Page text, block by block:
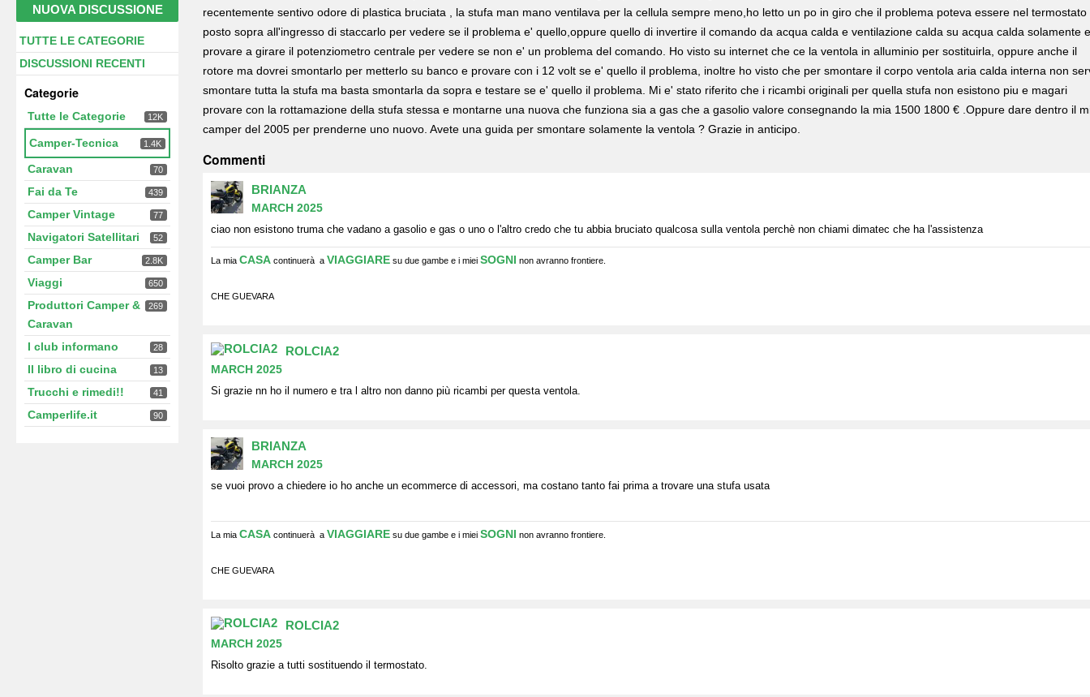
NUOVA DISCUSSIONE
Link
veloci
TUTTE LE CATEGORIE
DISCUSSIONI RECENTI
Categorie
12K
Tutte le Categorie
1.4K
Camper-Tecnica
70
Caravan
439
Fai da Te
77
Camper Vintage
52
Navigatori Satellitari
2.8K
Camper Bar
650
Viaggi
269
Produttori Camper &
Caravan
28
I club informano
13
Il libro di cucina
41
Trucchi e rimedi!!
90
Camperlife.it
recentemente sentivo odore di plastica bruciata , la stufa man mano ventilava per la cellula sempre meno,ho letto un po in giro che il problema poteva essere nel termostato
posto sopra all'ingresso di staccarlo per vedere se il problema e' quello,oppure quello di invertire il comando da acqua calda e ventilazione calda su acqua calda solamente e
provare a girare il potenziometro centrale per vedere se non e' un problema del comando. Ho visto su internet che ce la ventola in alluminio per sostituirla, oppure anche il
rotore ma dovrei smontarlo per metterlo su banco e provare con i 12 volt se e' quello il problema, inoltre ho visto che per smontare il corpo ventola aria calda interna non
smontare tutta la stufa ma basta smontarla da sopra e testare se e' quello il problema. Mi e' stato riferito che i ricambi originali per quella stufa non esistono piu e magari
provare con la rottamazione della stufa stessa e montarne una nuova che funziona sia a gas che a gasolio valore consegnando la mia 1500 1800 € .Oppure dare dentro il
camper del 2005 per prenderne uno nuovo. Avete una guida per smontare solamente la ventola ? Grazie in anticipo.
Commenti
BRIANZA
MARCH 2025
ciao non esistono truma che vadano a gasolio e gas o uno o l'altro credo che tu abbia bruciato qualcosa sulla ventola perchè non chiami dimatec che ha l'assistenza
La mia CASA continuerà a VIAGGIARE su due gambe e i miei SOGNI non avranno frontiere.
CHE GUEVARA
ROLCIA2
MARCH 2025
Si grazie nn ho il numero e tra l altro non danno più ricambi per questa ventola.
BRIANZA
MARCH 2025
se vuoi provo a chiedere io ho anche un ecommerce di accessori, ma costano tanto fai prima a trovare una stufa usata
La mia CASA continuerà a VIAGGIARE su due gambe e i miei SOGNI non avranno frontiere.
CHE GUEVARA
ROLCIA2
MARCH 2025
Risolto grazie a tutti sostituendo il termostato.